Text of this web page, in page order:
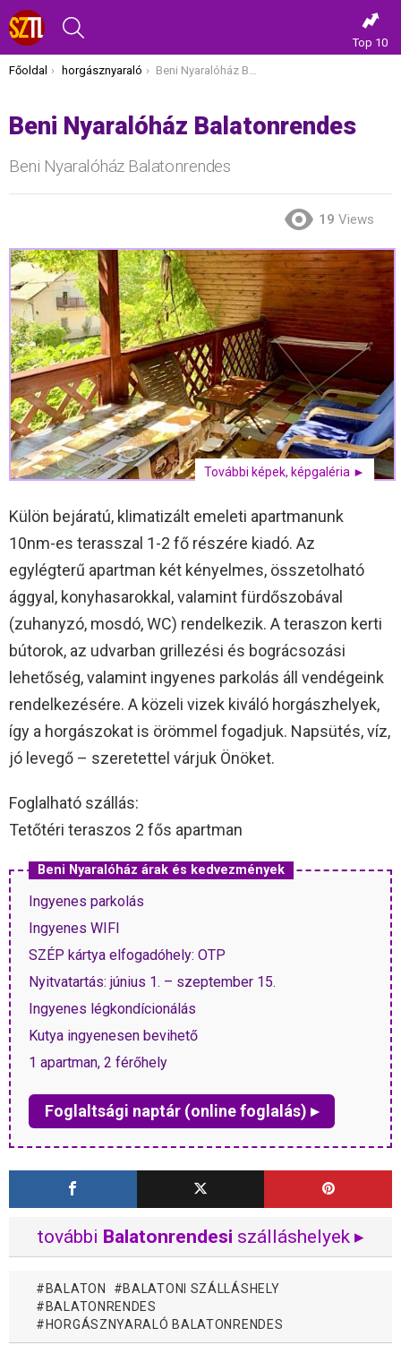
Top 10
Itt vagy most:
Főoldal horgásznyaraló Beni Nyaralóház Balatonrendes
Beni Nyaralóház Balatonrendes
Beni Nyaralóház Balatonrendes
19 Views
További képek, képgaléria ►
Külön bejáratú, klimatizált emeleti apartmanunk
10nm-es terasszal 1-2 fő részére kiadó. Az
egylégterű apartman két kényelmes, összetolható
ággyal, konyhasarokkal, valamint fürdőszobával
(zuhanyzó, mosdó, WC) rendelkezik. A teraszon kerti
bútorok, az udvarban grillezési és bográcsozási
lehetőség, valamint ingyenes parkolás áll vendégeink
rendelkezésére. A közeli vizek kiváló horgászhelyek,
így a horgászokat is örömmel fogadjuk. Napsütés, víz,
jó levegő – szeretettel várjuk Önöket.
Foglalható szállás:
Tetőtéri teraszos 2 fős apartman
Beni Nyaralóház árak és kedvezmények
Ingyenes parkolás
Ingyenes WIFI
SZÉP kártya elfogadóhely: OTP
Nyitvatartás: június 1. – szeptember 15.
Ingyenes légkondícionálás
Kutya ingyenesen bevihető
1 apartman, 2 férőhely
Foglaltsági naptár (online foglalás) ▸
további Balatonrendesi szálláshelyek ▸
BALATON
BALATONI SZÁLLÁSHELY
BALATONRENDES
HORGÁSZNYARALÓ BALATONRENDES